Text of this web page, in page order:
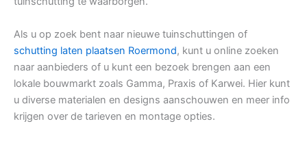
Als u op zoek bent naar nieuwe tuinschuttingen of
schutting laten plaatsen Roermond, kunt u online zoeken
naar aanbieders of u kunt een bezoek brengen aan een
lokale bouwmarkt zoals Gamma, Praxis of Karwei. Hier kunt
u diverse materialen en designs aanschouwen en meer info
krijgen over de tarieven en montage opties.